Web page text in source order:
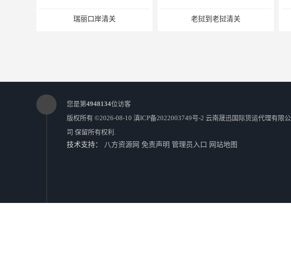
瑞丽口岸清关 老挝到老挝清关
您是第4948134位访客
版权所有 ©2026-08-10 滇ICP备2022003749号-2 云南晟迅国际货运代理有限公
司 保留所有权利.
技术支持： 八方资源网 免责声明 管理员入口 网站地图